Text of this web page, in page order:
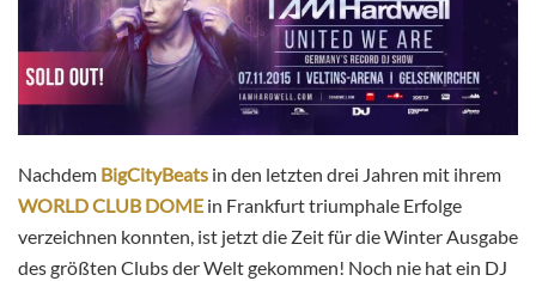
Nachdem BigCityBeats in den letzten drei Jahren mit ihrem
WORLD CLUB DOME in Frankfurt triumphale Erfolge
verzeichnen konnten, ist jetzt die Zeit für die Winter Ausgabe
des größten Clubs der Welt gekommen! Noch nie hat ein DJ